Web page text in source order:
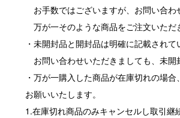
お手数ではございますが、お問い合わ
万が一そのような商品をご注文いただ
・未開封品と開封品は明確に記載され
お問い合わせいただきましても、未開
・万が一購入した商品が在庫切れの場
お願いいたします。
1.在庫切れ商品のみキャンセルし取引継